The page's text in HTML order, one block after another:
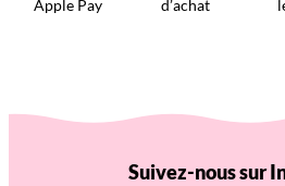
Apple Pay
d’achat
Suivez-nous sur